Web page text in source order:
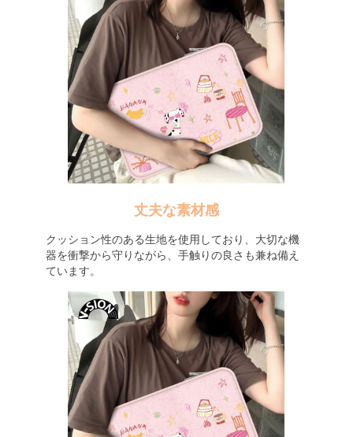
丈夫な素材感
クッション性のある生地を使用しており、大切な機
器を衝撃から守りながら、手触りの良さも兼ね備え
ています。